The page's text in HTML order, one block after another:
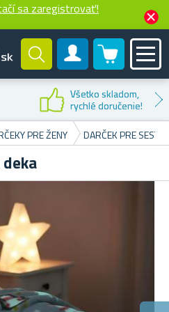
sa zaregistrovať!
Zákaznícky účet
0 produktů
Všetko skladom,
rychlé doručenie!
PRE ŽENY DARČEK PRE